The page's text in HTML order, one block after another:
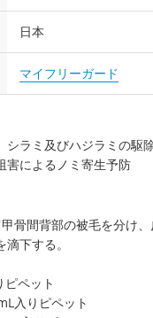
日本
マイフリーガード
シラミ及びハジラミの駆
害によるノミ寄生予防
骨間背部の被毛を分け
下する。
ペット
入りピペット